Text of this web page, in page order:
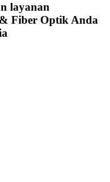
layanan
Fiber Optik Anda